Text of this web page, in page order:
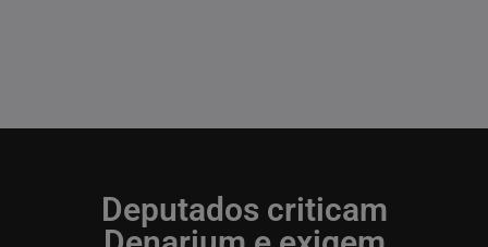
Deputados criticam